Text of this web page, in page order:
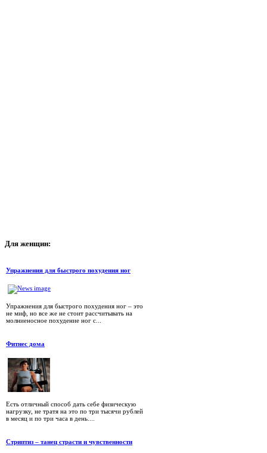
Для женщин:
Упражнения для быстрого похудения ног
Упражнения для быстрого похудения ног – это
не миф, но все же не стоит рассчитывать на
молниеносное похудение ног с...
Фитнес дома
Есть отличный способ дать себе физическую
нагрузку, не тратя на это по три тысячи рублей
в месяц и по три часа в день....
Стриптиз – танец страсти и чувственности